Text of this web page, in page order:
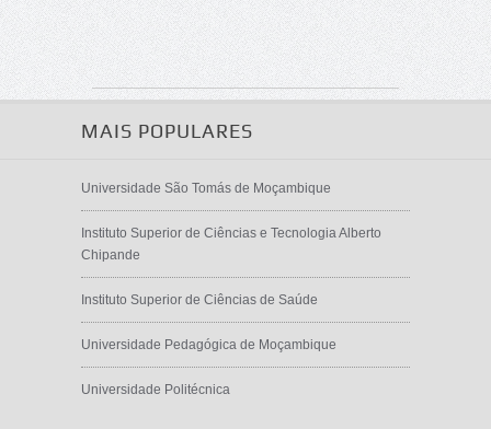
MAIS POPULARES
Universidade São Tomás de Moçambique
Instituto Superior de Ciências e Tecnologia Alberto
Chipande
Instituto Superior de Ciências de Saúde
Universidade Pedagógica de Moçambique
Universidade Politécnica